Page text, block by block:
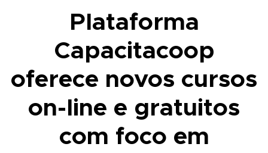
Plataforma
Capacitacoop
oferece novos cursos
on-line e gratuitos
com foco em